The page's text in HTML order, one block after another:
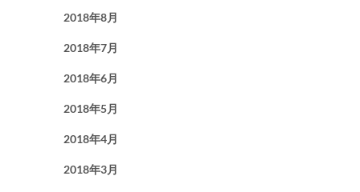
2018年8月
2018年7月
2018年6月
2018年5月
2018年4月
2018年3月